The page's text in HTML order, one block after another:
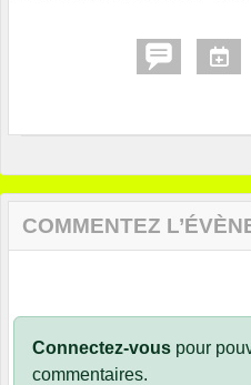
COMMENTEZ
Connectez-vous pour
commentaires.